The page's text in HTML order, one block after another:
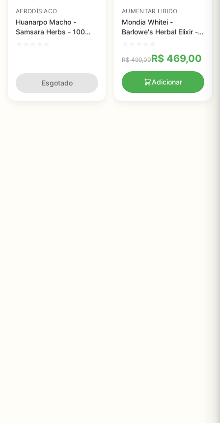
AFRODÍSIACO
Huanarpo Macho -
Samsara Herbs - 100
Esgotado
AUMENTAR LIBIDO
Mondia Whitei -
Barlowe's Herbal Elixir -
R$499,00R$ 469,00
Adicionar